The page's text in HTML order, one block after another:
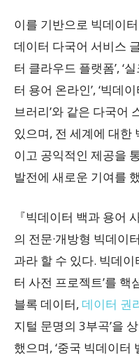
이를 기반으로 빅데이
데이터 다국어 서비스
터 클라우드 플랫폼’, ‘
터 용어 온라인’, ‘빅데
브러리’와 같은 다국어
있으며, 전 세계에 대한
이고 공익적인 제공을
발전에 새로운 기여를
『빅데이터 백과 용어
의 전문·개방형 빅데이
과라 할 수 있다. 빅데이
터 사전 프로젝트’를
블록 데이터, 데이터 권
지털 문명의 3부곡’을
했으며, ‘중국 빅데이터